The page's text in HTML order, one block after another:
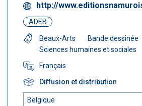
http://
ADEB
Beaux-Arts Bande dessinée
Sciences humaines et sociales
Français
Diffusion et distribution
Belgique